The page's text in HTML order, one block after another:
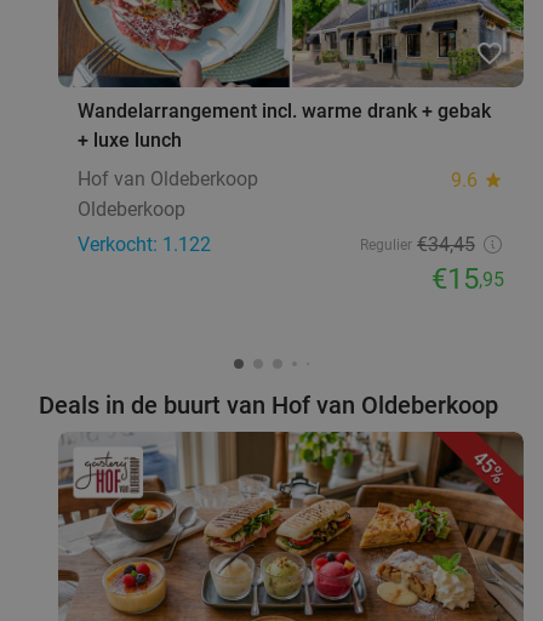
favorite_border
Wandelarrangement incl. warme drank + gebak
+ luxe lunch
Hof van Oldeberkoop
9.6 star
Oldeberkoop
Verkocht: 1.122
Regulier €34,45
€15,95
Deals in de buurt van Hof van Oldeberkoop
45%